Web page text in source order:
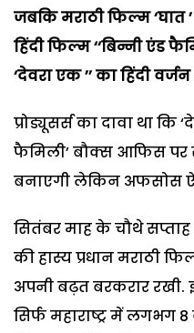
जबकि मराठी फिल्म ‘घात
हिंदी फिल्म ‘‘बिन्नी एंड
‘देवरा एक ’’ का हिंदी
प्रोड्यूसर्स का दावा था कि
फैमिली’ बौक्स आफिस पर
बनाएगी लेकिन अफसोस
सितंबर माह के चौथे
की हास्य प्रधान मराठी
अपनी बढ़त बरकरार
सिर्फ महाराष्ट्र में लगभग